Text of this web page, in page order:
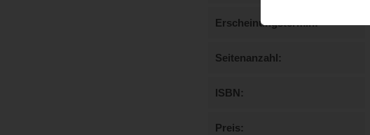
Erscheinungstermin
Seitenanzahl
ISBN
Preis